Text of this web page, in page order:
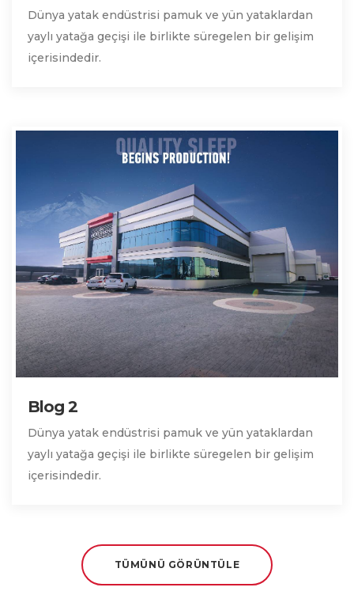
Dünya yatak endüstrisi pamuk ve yün yataklardan
yaylı yatağa geçişi ile birlikte süregelen bir gelişim
içerisindedir.
Blog 2
Dünya yatak endüstrisi pamuk ve yün yataklardan
yaylı yatağa geçişi ile birlikte süregelen bir gelişim
içerisindedir.
TÜMÜNÜ GÖRÜNTÜLE